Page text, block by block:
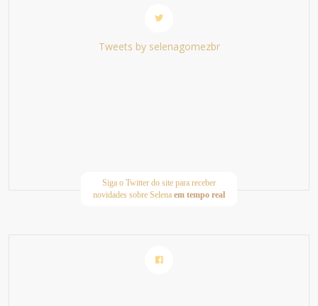
Tweets by selenagomezbr
Siga o Twitter do site para receber
novidades sobre Selena em tempo real